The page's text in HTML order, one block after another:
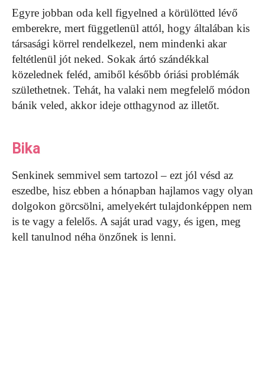
Egyre jobban oda kell figyelned a körülötted lévő
emberekre, mert függetlenül attól, hogy általában kis
társasági körrel rendelkezel, nem mindenki akar
feltétlenül jót neked. Sokak ártó szándékkal
közelednek feléd, amiből később óriási problémák
születhetnek. Tehát, ha valaki nem megfelelő módon
bánik veled, akkor ideje otthagynod az illetőt.
Bika
Senkinek semmivel sem tartozol – ezt jól vésd az
eszedbe, hisz ebben a hónapban hajlamos vagy olyan
dolgokon görcsölni, amelyekért tulajdonképpen nem
is te vagy a felelős. A saját urad vagy, és igen, meg
kell tanulnod néha önzőnek is lenni.